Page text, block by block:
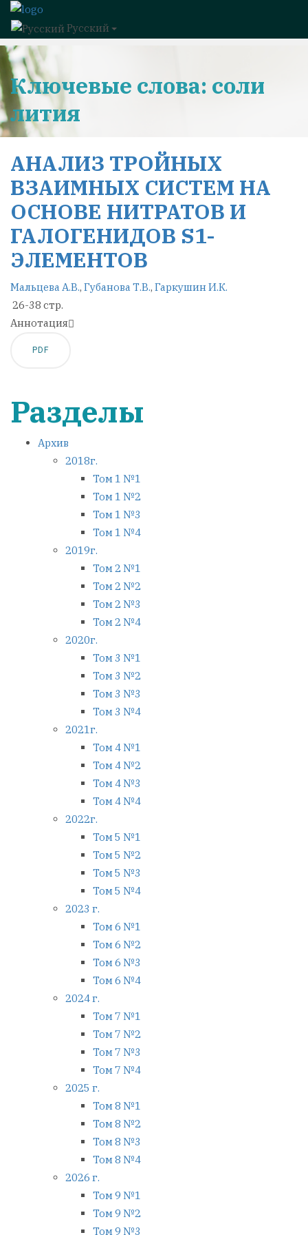
Русский
Ключевые слова: соли
лития
АНАЛИЗ ТРОЙНЫХ
ВЗАИМНЫХ СИСТЕМ НА
ОСНОВЕ НИТРАТОВ И
ГАЛОГЕНИДОВ S1-
ЭЛЕМЕНТОВ
Мальцева А.В., Губанова Т.В., Гаркушин И.К.
26-38 стр.
Аннотация
PDF
Разделы
Архив
2018г.
Том 1 №1
Том 1 №2
Том 1 №3
Том 1 №4
2019г.
Том 2 №1
Том 2 №2
Том 2 №3
Том 2 №4
2020г.
Том 3 №1
Том 3 №2
Том 3 №3
Том 3 №4
2021г.
Том 4 №1
Том 4 №2
Том 4 №3
Том 4 №4
2022г.
Том 5 №1
Том 5 №2
Том 5 №3
Том 5 №4
2023 г.
Том 6 №1
Том 6 №2
Том 6 №3
Том 6 №4
2024 г.
Том 7 №1
Том 7 №2
Том 7 №3
Том 7 №4
2025 г.
Том 8 №1
Том 8 №2
Том 8 №3
Том 8 №4
2026 г.
Том 9 №1
Том 9 №2
Том 9 №3